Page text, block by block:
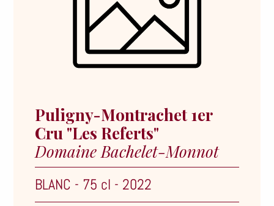
Puligny-Montrachet 1er
Cru "Les Referts"
Domaine Bachelet-Monnot
BLANC - 75 cl - 2022